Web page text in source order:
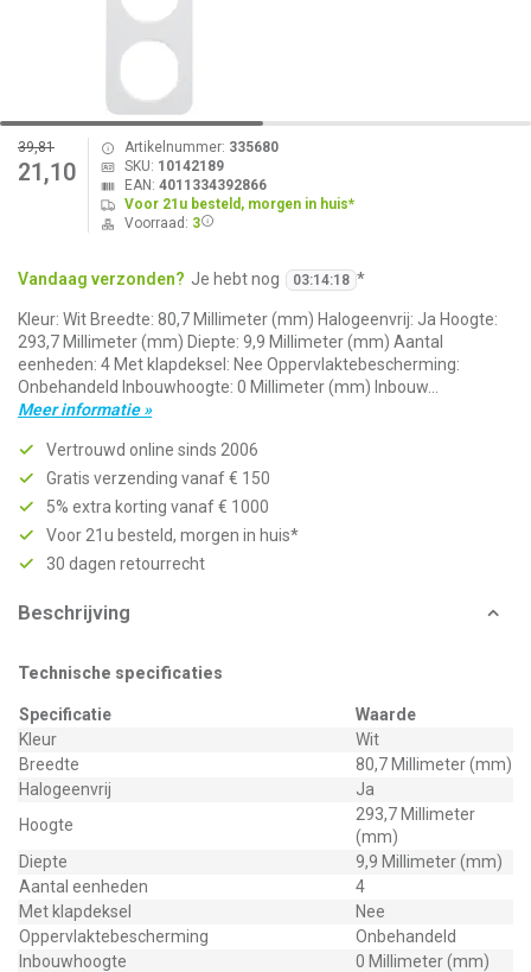
39,81
21,10
Artikelnummer: 335680
SKU: 10142189
EAN: 4011334392866
Voor 21u besteld, morgen in huis*
Voorraad: 3
Vandaag verzonden? Je hebt nog 03:14:18 *
Kleur: Wit Breedte: 80,7 Millimeter (mm) Halogeenvrij: Ja Hoogte:
293,7 Millimeter (mm) Diepte: 9,9 Millimeter (mm) Aantal
eenheden: 4 Met klapdeksel: Nee Oppervlaktebescherming:
Onbehandeld Inbouwhoogte: 0 Millimeter (mm) Inbouw...
Meer informatie »
Vertrouwd online sinds 2006
Gratis verzending vanaf € 150
5% extra korting vanaf € 1000
Voor 21u besteld, morgen in huis*
30 dagen retourrecht
Beschrijving
Technische specificaties
Specificatie
Waarde
Kleur
Wit
Breedte
80,7 Millimeter (mm)
Halogeenvrij
Ja
Hoogte
293,7 Millimeter
(mm)
Diepte
9,9 Millimeter (mm)
Aantal eenheden
4
Met klapdeksel
Nee
Oppervlaktebescherming
Onbehandeld
Inbouwhoogte
0 Millimeter (mm)